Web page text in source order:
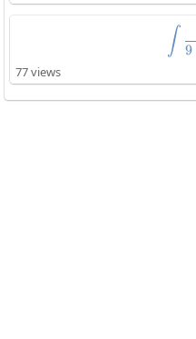
∫ 9
77 views